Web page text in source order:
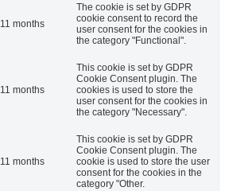
11 months
The cookie is set by GDPR
cookie consent to record the
user consent for the cookies in
the category "Functional".
11 months
This cookie is set by GDPR
Cookie Consent plugin. The
cookies is used to store the
user consent for the cookies in
the category "Necessary".
11 months
This cookie is set by GDPR
Cookie Consent plugin. The
cookie is used to store the user
consent for the cookies in the
category "Other.